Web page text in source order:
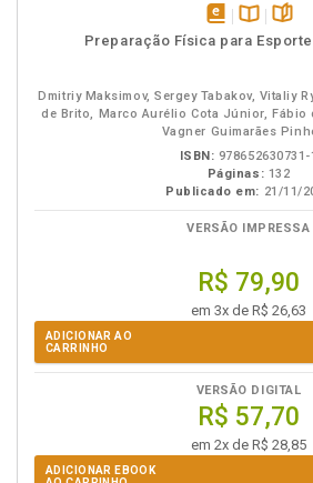
disponívelDisponível
Preparação Física para
Dmitriy Maksimov, Sergey Tabakov, Vitaliy
de Brito, Marco Aurélio Cota Júnior, Fábio
Vagner Guimarães
ISBN: 978652630731-
Páginas: 132
Publicado em: 21/11/
VERSÃO IMPRESSA
R$ 79,90
em 3x de R$ 26,63
ADICIONAR AO
CARRINHO
VERSÃO DIGITAL
R$ 57,70
em 2x de R$ 28,85
ADICIONAR EBOOK